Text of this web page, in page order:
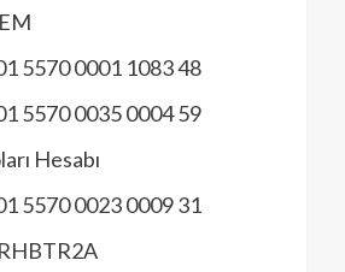
5570 0001 1083 48
5570 0035 0004 59
Hesabı
5570 0023 0009 31